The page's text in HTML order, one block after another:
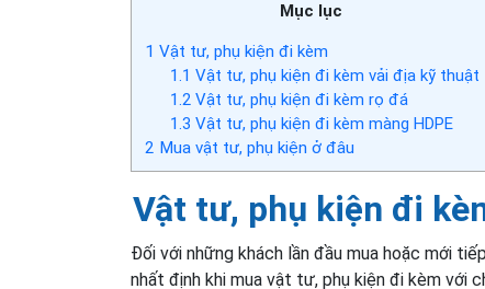
Mục lục
1 Vật tư, phụ kiện đi kèm
1.1 Vật tư, phụ kiện đi kèm vải địa kỹ thuật
1.2Vật tư, phụ kiện đi kèm rọ đá
1.3 Vật tư, phụ kiện đi kèm màng HDPE
2 Mua vật tư, phụ kiện ở đâu
Vật tư, phụ kiện đi
Đối với những khách lần đầu mua hoặc mới
nhất định khi mua vật tư, phụ kiện đi kèm với